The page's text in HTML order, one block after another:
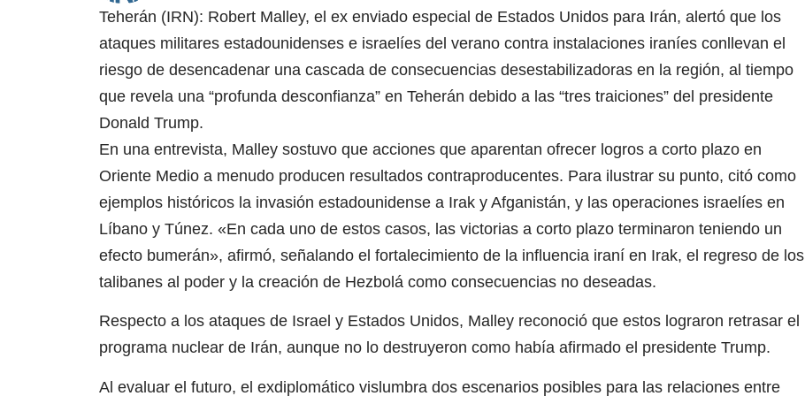
Teherán (IRN): Robert Malley, el ex enviado especial de Estados Unidos para Irán, alertó que los
ataques militares estadounidenses e israelíes del verano contra instalaciones iraníes conllevan el
riesgo de desencadenar una cascada de consecuencias desestabilizadoras en la región, al tiempo
que revela una “profunda desconfianza” en Teherán debido a las “tres traiciones” del presidente
Donald Trump.
En una entrevista, Malley sostuvo que acciones que aparentan ofrecer logros a corto plazo en
Oriente Medio a menudo producen resultados contraproducentes. Para ilustrar su punto, citó como
ejemplos históricos la invasión estadounidense a Irak y Afganistán, y las operaciones israelíes en
Líbano y Túnez. «En cada uno de estos casos, las victorias a corto plazo terminaron teniendo un
efecto bumerán», afirmó, señalando el fortalecimiento de la influencia iraní en Irak, el regreso de los
talibanes al poder y la creación de Hezbolá como consecuencias no deseadas.
Respecto a los ataques de Israel y Estados Unidos, Malley reconoció que estos lograron retrasar el
programa nuclear de Irán, aunque no lo destruyeron como había afirmado el presidente Trump.
Al evaluar el futuro, el exdiplomático vislumbra dos escenarios posibles para las relaciones entre